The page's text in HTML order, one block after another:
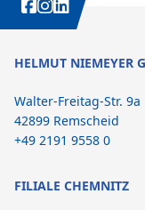
HELMUT NIEMEYER
Walter-Freitag-Str. 9a
42899 Remscheid
+49 2191 9558 0
FILIALE CHEMNITZ